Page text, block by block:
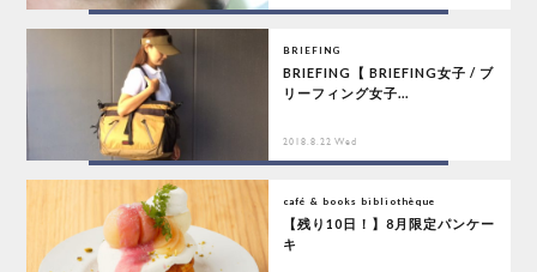
BRIEFING
BRIEFING【 BRIEFING女子 / ブ
リーフィング女子...
2018.8.22 Wed
café & books bibliothèque
【残り10日！】8月限定パンケー
キ